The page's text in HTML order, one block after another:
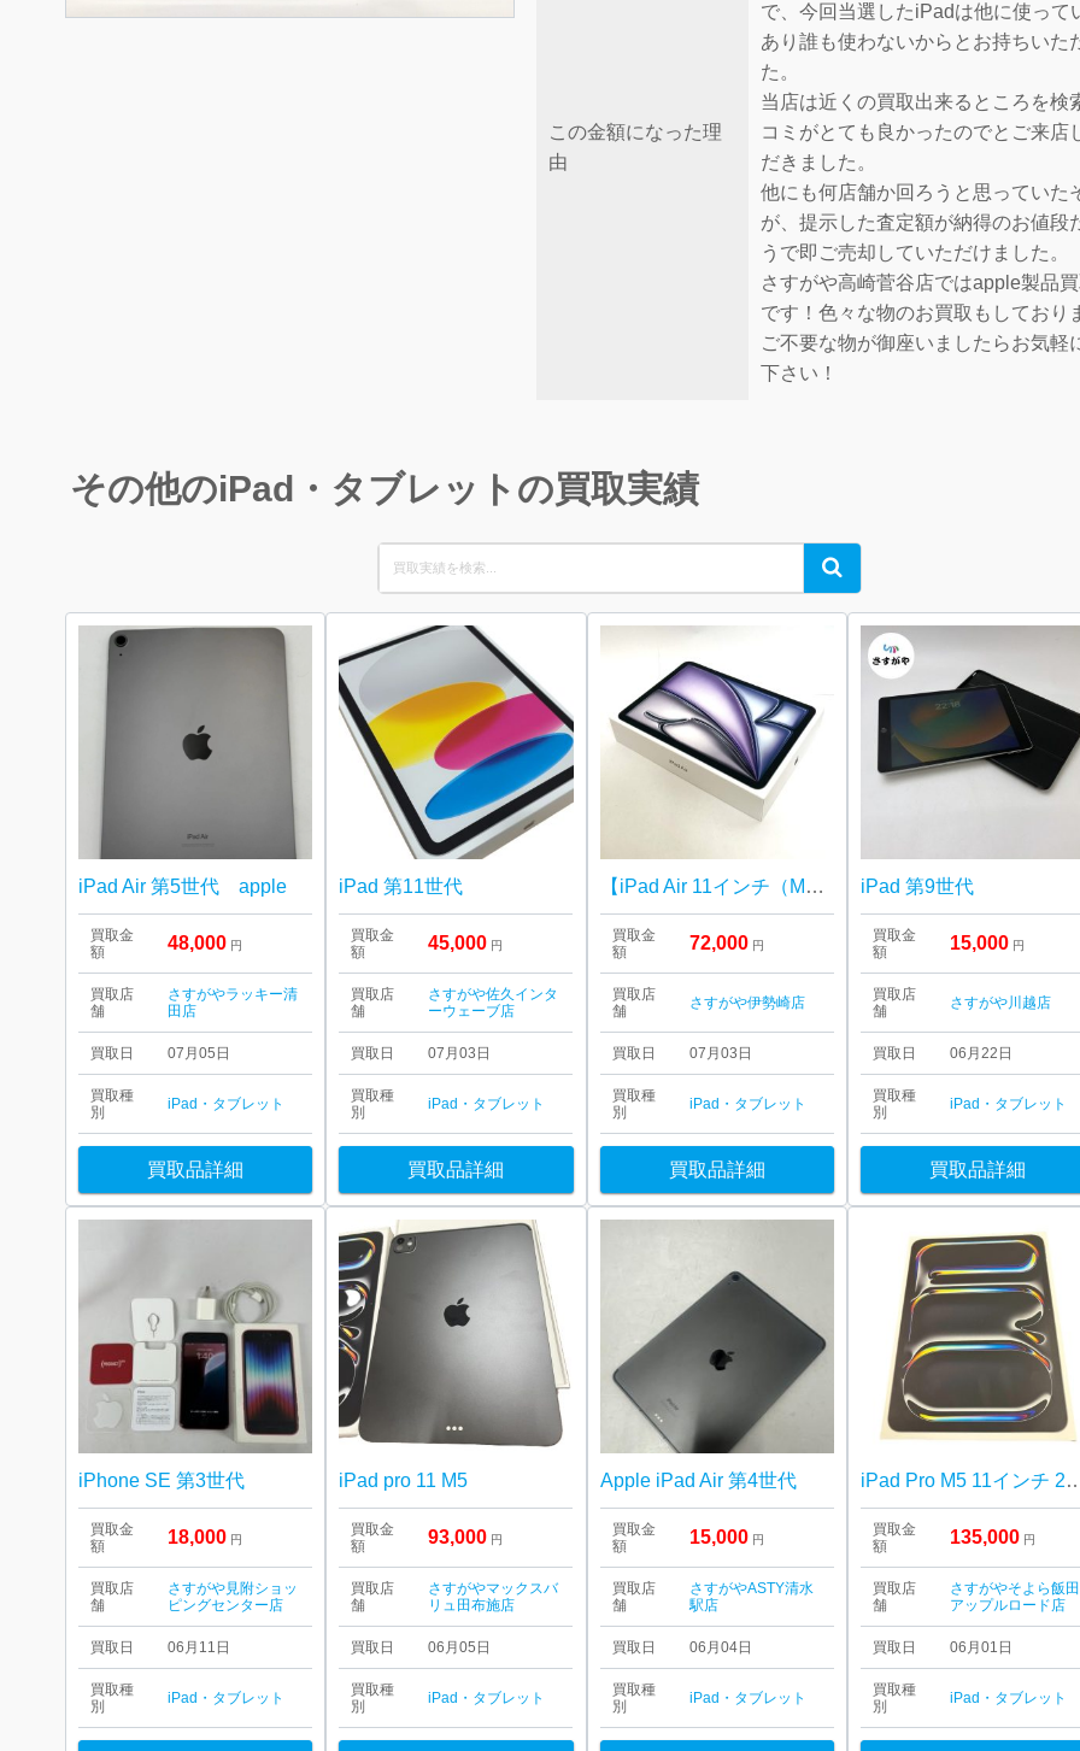
この金額になった理
由
で、今回当選したiPadは他に使って
あり誰も使わないからとお持ちいた
た。
当店は近くの買取出来るところを検
コミがとても良かったのでとご来店
だきました。
他にも何店舗か回ろうと思っていた
が、提示した査定額が納得のお値段
うで即ご売却していただけました。
さすがや高崎菅谷店ではapple製品
です！色々な物のお買取もしており
ご不要な物が御座いましたらお気軽
下さい！
その他のiPad・タブレットの買取実績
Search
for:
Search
iPad Air 第5世代 apple
買取金
額
48,000 円
買取店
舗
さすがやラッキー清
田店
買取日 07月05日
買取種
別
iPad・タブレット
買取品詳細
iPad 第11世代
買取金
額
45,000 円
買取店
舗
さすがや佐久インタ
ーウェーブ店
買取日 07月03日
買取種
別
iPad・タブレット
買取品詳細
【iPad Air 11インチ（M4）128GB Wi-Fiモデル】未使用品 高価買取｜伊勢崎市市場町
買取金
額
72,000 円
買取店
舗
さすがや伊勢崎店
買取日 07月03日
買取種
別
iPad・タブレット
買取品詳細
iPad 第9世代
買取金
額
15,000 円
買取店
舗
さすがや川越店
買取日 06月22日
買取種
別
iPad・タブレット
買取品詳細
iPhone SE 第3世代
買取金
額
18,000 円
買取店
舗
さすがや見附ショッ
ピングセンター店
買取日 06月11日
買取種
別
iPad・タブレット
iPad pro 11 M5
買取金
額
93,000 円
買取店
舗
さすがやマックスバ
リュ田布施店
買取日 06月05日
買取種
別
iPad・タブレット
Apple iPad Air 第4世代
買取金
額
15,000 円
買取店
舗
さすがやASTY清水
駅店
買取日 06月04日
買取種
別
iPad・タブレット
iPad Pro M5 11
買取金
額
135,000 円
買取店
舗
さすがやそよら飯田
アップルロード店
買取日 06月01日
買取種
別
iPad・タブレット